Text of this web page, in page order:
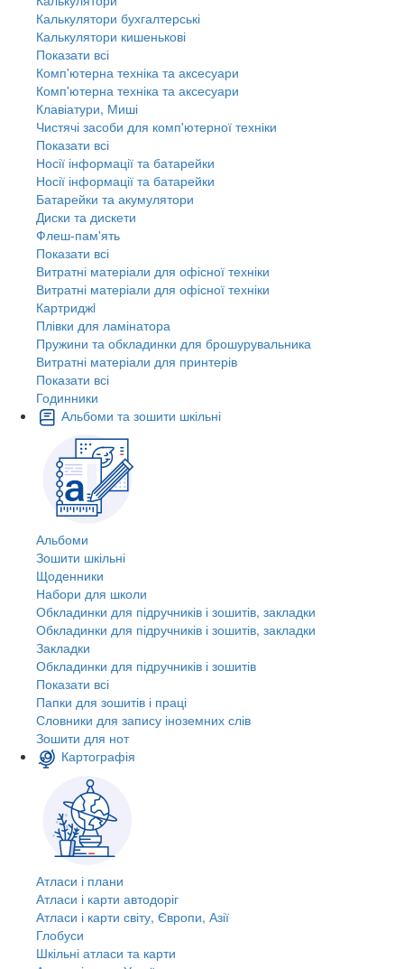
Калькулятори бухгалтерські
Калькулятори кишенькові
Показати всі
Комп'ютерна техніка та аксесуари
Комп'ютерна техніка та аксесуари
Клавіатури, Миші
Чистячі засоби для комп'ютерної техніки
Показати всі
Носії інформації та батарейки
Носії інформації та батарейки
Батарейки та акумулятори
Диски та дискети
Флеш-пам'ять
Показати всі
Витратні матеріали для офісної техніки
Витратні матеріали для офісної техніки
Картриджi
Плівки для ламінатора
Пружини та обкладинки для брошурувальника
Витратні матеріали для принтерів
Показати всі
Годинники
Альбоми та зошити шкільні
Альбоми
Зошити шкільні
Щоденники
Набори для школи
Обкладинки для підручників і зошитів, закладки
Обкладинки для підручників і зошитів, закладки
Закладки
Обкладинки для підручників і зошитів
Показати всі
Папки для зошитів і праці
Словники для запису іноземних слів
Зошити для нот
Картографія
Атласи і плани
Атласи і карти автодоріг
Атласи і карти світу, Європи, Азії
Глобуси
Шкільні атласи та карти